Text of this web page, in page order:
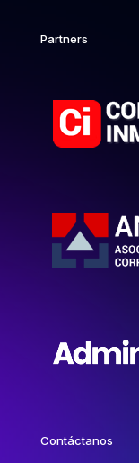
Partners
Contáctanos